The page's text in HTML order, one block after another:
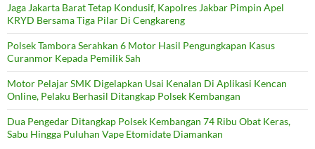
Jaga Jakarta Barat Tetap Kondusif, Kapolres Jakbar Pimpin Apel
KRYD Bersama Tiga Pilar Di Cengkareng
Polsek Tambora Serahkan 6 Motor Hasil Pengungkapan Kasus
Curanmor Kepada Pemilik Sah
Motor Pelajar SMK Digelapkan Usai Kenalan Di Aplikasi Kencan
Online, Pelaku Berhasil Ditangkap Polsek Kembangan
Dua Pengedar Ditangkap Polsek Kembangan 74 Ribu Obat Keras,
Sabu Hingga Puluhan Vape Etomidate Diamankan